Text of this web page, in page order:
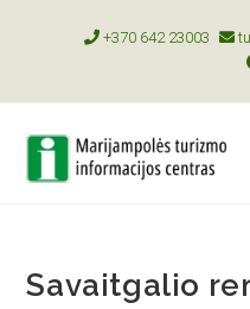
+370 642 23003
Savaitgalio